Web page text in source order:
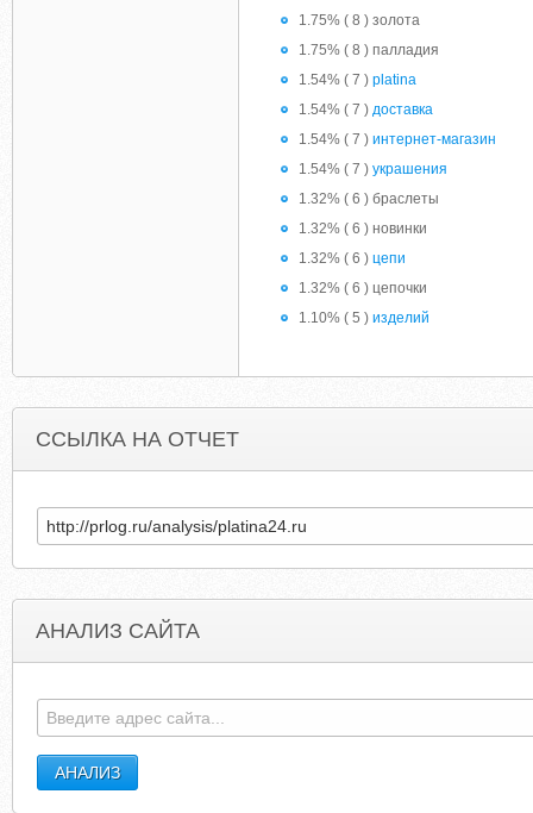
1.75% ( 8 ) золота
1.75% ( 8 ) палладия
1.54% ( 7 ) platina
1.54% ( 7 ) доставка
1.54% ( 7 ) интернет-магазин
1.54% ( 7 ) украшения
1.32% ( 6 ) браслеты
1.32% ( 6 ) новинки
1.32% ( 6 ) цепи
1.32% ( 6 ) цепочки
1.10% ( 5 ) изделий
ССЫЛКА НА ОТЧЕТ
АНАЛИЗ САЙТА